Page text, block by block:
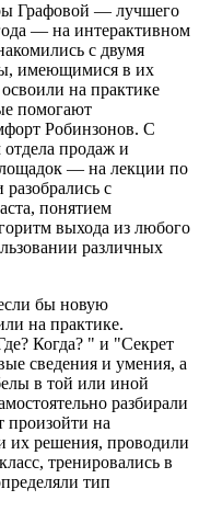
Графовой — лучшего
— на интерактивном
с двумя
имеющимися в их
на практике
помогают
Робинзонов. С
продаж и
— на лекции по
с
понятием
выхода из любого
различных
бы новую
на практике.
Когда? " и "Секрет
сведения и умения, а
в той или иной
разбирали
произойти на
их решения, проводили
тренировались в
тип